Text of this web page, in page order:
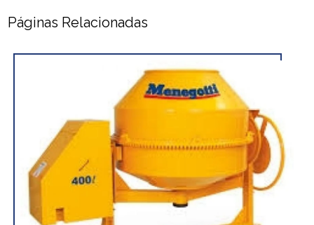
Páginas Relacionadas